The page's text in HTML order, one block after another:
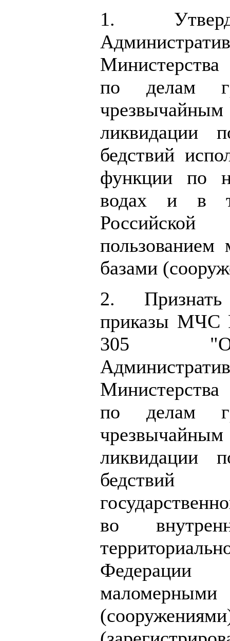
1.
по делам
ликвидации
бедствий
функции по
водах и в
базами
2.
приказы МЧС
305 "Об
по делам
ликвидации
во